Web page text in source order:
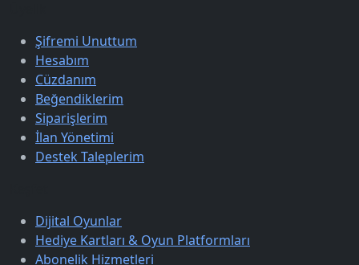
Şifremi Unuttum
Hesabım
Cüzdanım
Beğendiklerim
Siparişlerim
İlan Yönetimi
Destek Taleplerim
Dijital Oyunlar
Hediye Kartları & Oyun Platformları
Abonelik Hizmetleri